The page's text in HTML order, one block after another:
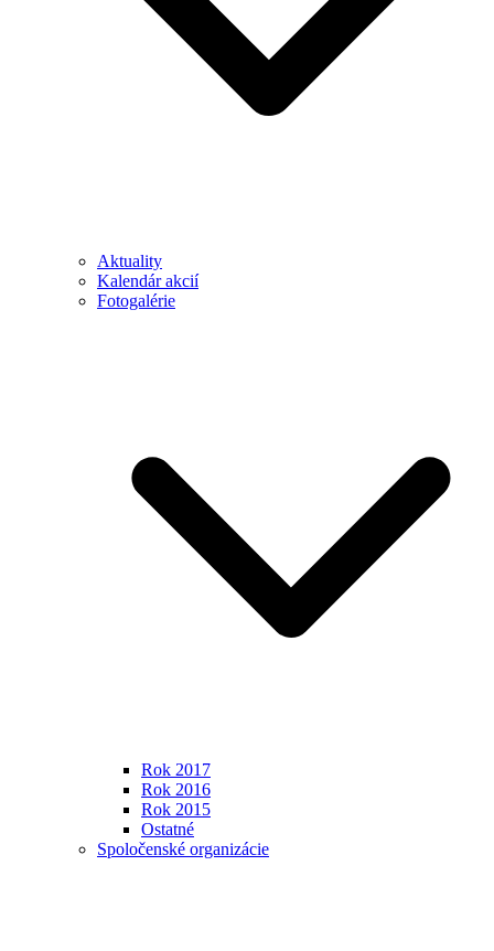
Aktuality
Kalendár akcií
Fotogalérie
Rok 2017
Rok 2016
Rok 2015
Ostatné
Spoločenské organizácie